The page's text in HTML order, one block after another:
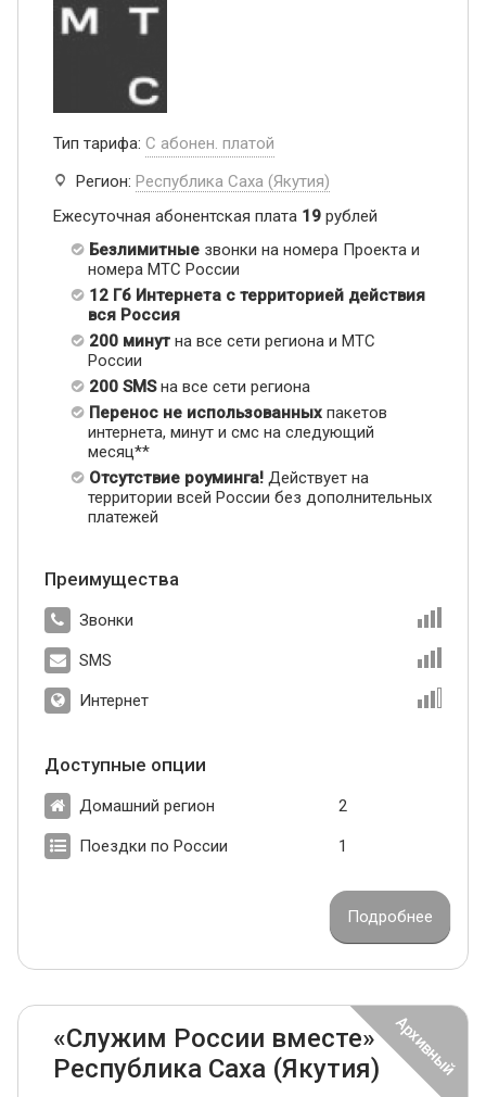
Тип тарифа: С абонен. платой
Регион: Республика Саха (Якутия)
Ежесуточная абонентская плата 19 рублей
Безлимитные звонки на номера Проекта и
номера МТС России
12 Гб Интернета с территорией действия
вся Россия
200 минут на все сети региона и МТС
России
200 SMSна все сети региона
Перенос не использованных пакетов
интернета, минут и смс на следующий
месяц**
Отсутствие роуминга! Действует на
территории всей России без дополнительных
платежей
Преимущества
Звонки
SMS
Интернет
Доступные опции
Домашний регион 2
Поездки по России 1
Подробнее
«Служим России вместе»
Республика Саха (Якутия)